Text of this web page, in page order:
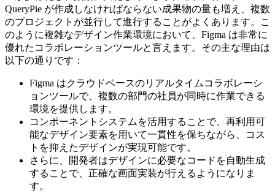
QueryPie が作成しなければならない成果物の量も増え、複数
のプロジェクトが並行して進行することがよくあります。こ
のように複雑なデザイン作業環境において、Figma は非常に
優れたコラボレーションツールと言えます。その主な理由は
以下の通りです：
Figma はクラウドベースのリアルタイムコラボレーシ
ョンツールで、複数の部門の社員が同時に作業できる
環境を提供します。
コンポーネントシステムを活用することで、再利用可
能なデザイン要素を用いて一貫性を保ちながら、コス
トを抑えたデザインが実現可能です。
さらに、開発者はデザインに必要なコードを自動生成
することで、正確な画面実装が行えるようになりま
す。